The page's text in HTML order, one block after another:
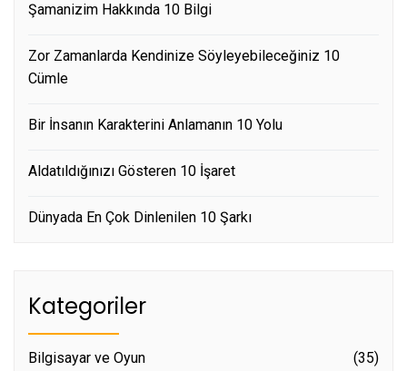
Şamanizim Hakkında 10 Bilgi
Zor Zamanlarda Kendinize Söyleyebileceğiniz 10
Cümle
Bir İnsanın Karakterini Anlamanın 10 Yolu
Aldatıldığınızı Gösteren 10 İşaret
Dünyada En Çok Dinlenilen 10 Şarkı
Kategoriler
Bilgisayar ve Oyun (35)